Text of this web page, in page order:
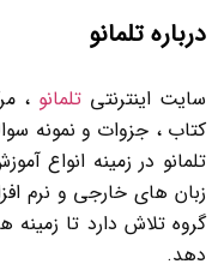
درباره تلمانو
سایت اینترنتی تلمانو ،
کتاب ، جزوات و نمونه
تلمانو در زمینه
زبان های خارجی و نرم
گروه تلاش دارد تا
دهد.